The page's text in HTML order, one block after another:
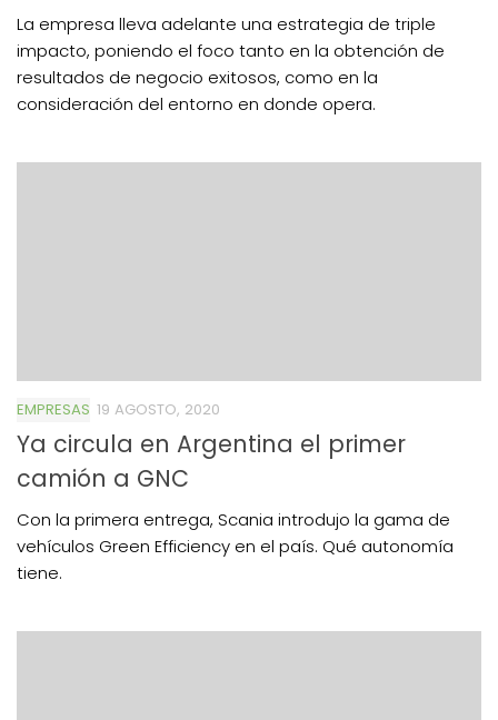
La empresa lleva adelante una estrategia de triple
impacto, poniendo el foco tanto en la obtención de
resultados de negocio exitosos, como en la
consideración del entorno en donde opera.
EMPRESAS 19 AGOSTO, 2020
Ya circula en Argentina el primer
camión a GNC
Con la primera entrega, Scania introdujo la gama de
vehículos Green Efficiency en el país. Qué autonomía
tiene.